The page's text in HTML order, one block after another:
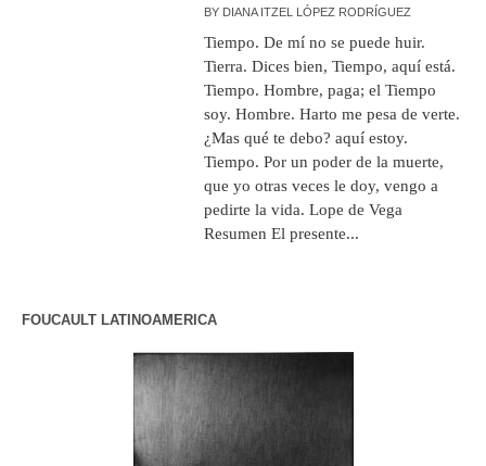
BY DIANA ITZEL LÓPEZ RODRÍGUEZ
Tiempo. De mí no se puede huir.
Tierra. Dices bien, Tiempo, aquí está.
Tiempo. Hombre, paga; el Tiempo
soy. Hombre. Harto me pesa de verte.
¿Mas qué te debo? aquí estoy.
Tiempo. Por un poder de la muerte,
que yo otras veces le doy, vengo a
pedirte la vida. Lope de Vega
Resumen El presente...
FOUCAULT LATINOAMERICA